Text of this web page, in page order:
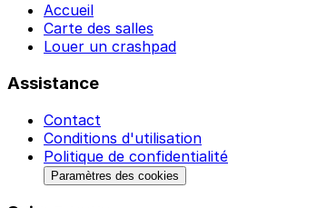
Accueil
Carte des salles
Louer un crashpad
Assistance
Contact
Conditions d'utilisation
Politique de confidentialité
Paramètres des cookies